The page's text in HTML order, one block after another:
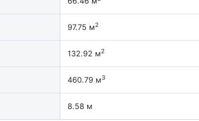
97.75 м2
132.92 м2
460.79 м3
8.58 м